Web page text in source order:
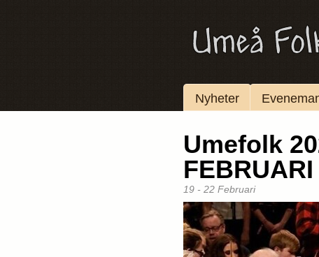
Nyheter
Umefolk
FEBRUARI
19 - 22 Februari